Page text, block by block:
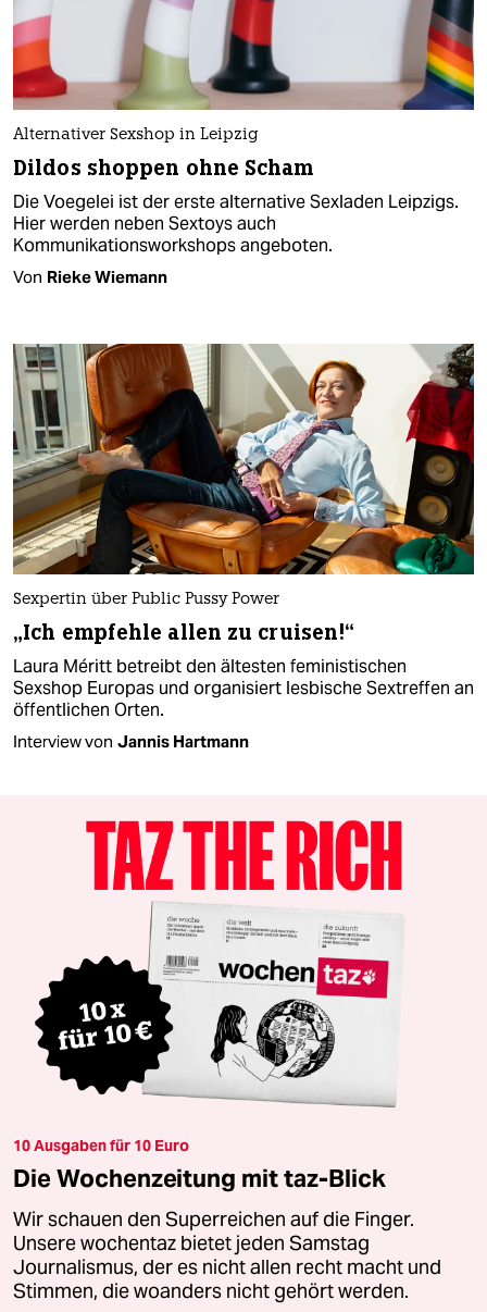
Alternativer Sexshop in Leipzig
Dildos shoppen ohne Scham
Die Voegelei ist der erste alternative Sexladen Leipzigs.
Hier werden neben Sextoys auch
Kommunikationsworkshops angeboten.
Von Rieke Wiemann
Sexpertin über Public Pussy Power
„Ich empfehle allen zu cruisen!“
Laura Méritt betreibt den ältesten feministischen
Sexshop Europas und organisiert lesbische Sextreffen an
öffentlichen Orten.
Interview von Jannis Hartmann
10 Ausgaben für 10 Euro
Die Wochenzeitung mit taz-Blick
Wir schauen den Superreichen auf die Finger.
Unsere wochentaz bietet jeden Samstag
Journalismus, der es nicht allen recht macht und
Stimmen, die woanders nicht gehört werden.